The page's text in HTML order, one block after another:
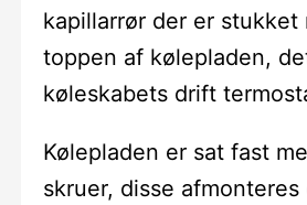
kapillarrør der er stukket
toppen af kølepladen,
køleskabets drift
Kølepladen er sat fast
skruer, disse afmonteres